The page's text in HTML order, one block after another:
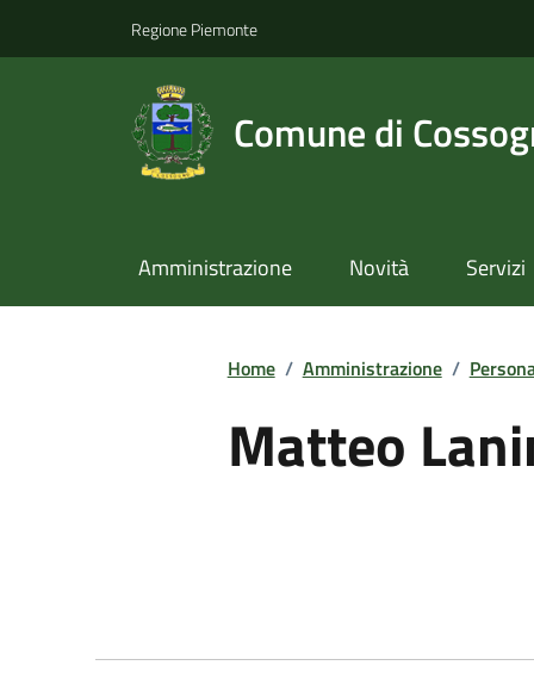
Regione Piemonte
Comune di
Amministrazione Novità Servizi
Home / Amministrazione /
Matteo